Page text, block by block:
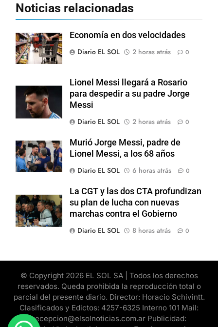
Noticias relacionadas
Economía en dos velocidades
Diario EL SOL
2 horas atrás 0
Lionel Messi llegará a Rosario
para despedir a su padre Jorge
Messi
Diario EL SOL
2 horas atrás 0
Murió Jorge Messi, padre de
Lionel Messi, a los 68 años
Diario EL SOL
6 horas atrás 0
La CGT y las dos CTA profundizan
su plan de lucha con nuevas
marchas contra el Gobierno
Diario EL SOL
8 horas atrás 0
© Copyright 2026 EL SOL SA | Todos los derechos
reservados. Queda prohibida la reproducción total o
parcial del presente diario. Director: Horacio Schivintt.
Clasificados y Edictos: 4257-6325 Interno 101 Mail:
recepcion@elsolnoticias.com.ar Publicidad: